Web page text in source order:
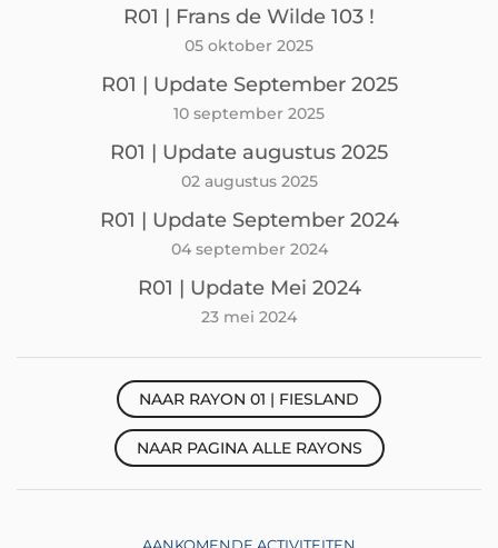
R01 | Frans de Wilde 103 !
05 oktober 2025
R01 | Update September 2025
10 september 2025
R01 | Update augustus 2025
02 augustus 2025
R01 | Update September 2024
04 september 2024
R01 | Update Mei 2024
23 mei 2024
NAAR RAYON 01 | FIESLAND
NAAR PAGINA ALLE RAYONS